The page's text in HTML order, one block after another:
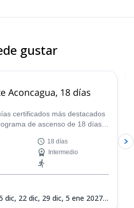
gustar
Aconcagua, 18 días
certificados más destacados
de ascenso de 18 días
18 días
Intermedio
dic, 22 dic, 29 dic, 5 ene 2027,